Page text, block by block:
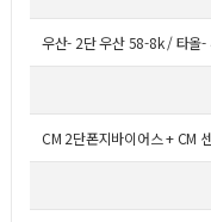
우산- 2단 우산 58-8k / 타
CM 2단폰지바이어스 + CM